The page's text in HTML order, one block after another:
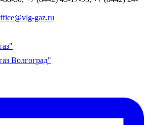
gaz.ru
Волгоград"